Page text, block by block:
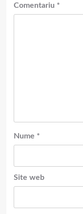
Comentariu *
Nume *
Site web